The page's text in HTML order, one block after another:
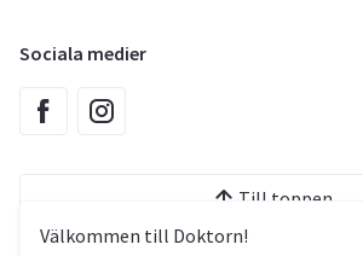
Välkommen till Doktorn!
Sociala medier
Till toppen